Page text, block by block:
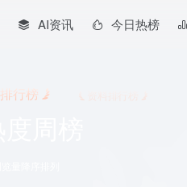
AI资讯 今日热榜
行榜